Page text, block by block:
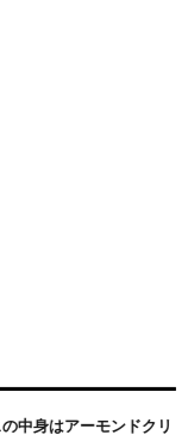
中身はアーモンドクリ